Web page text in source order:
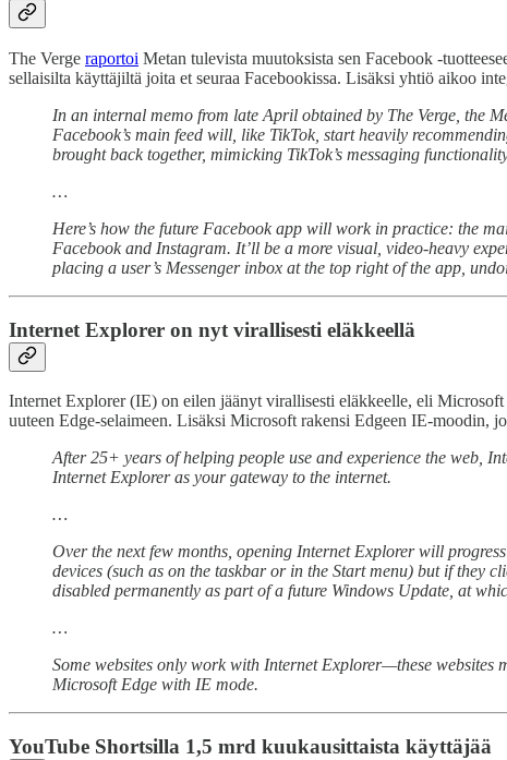
The Verge raportoi Metan tulevista muutoksista sen Facebook -
sellaisilta käyttäjiltä joita et seuraa Facebookissa. Lisäksi yhtiö aikoo
In an internal memo from late April obtained by The Verge, the
Facebook’s main feed will, like TikTok, start heavily
brought back together, mimicking TikTok’s messaging
…
Here’s how the future Facebook app will work in practice: the
Facebook and Instagram. It’ll be a more visual, video-heavy
placing a user’s Messenger inbox at the top right of the app,
Internet Explorer on nyt virallisesti eläkkeellä
Internet Explorer (IE) on eilen jäänyt virallisesti eläkkeelle, eli
uuteen Edge-selaimeen. Lisäksi Microsoft rakensi Edgeen IE-moodin,
After 25+ years of helping people use and experience the web,
Internet Explorer as your gateway to the internet.
…
Over the next few months, opening Internet Explorer will
devices (such as on the taskbar or in the Start menu) but if they
disabled permanently as part of a future Windows Update, at
…
Some websites only work with Internet Explorer—these
Microsoft Edge with IE mode.
YouTube Shortsilla 1,5 mrd kuukausittaista käyttäjää